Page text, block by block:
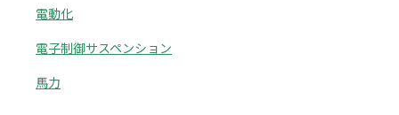
電動化
電子制御サスペンション
馬力